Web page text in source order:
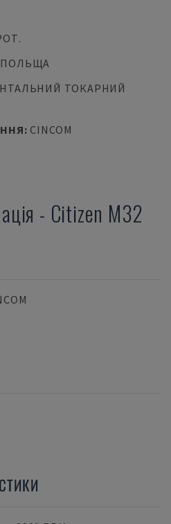
ПОЛЬЩА
ТОКАРНИЙ
: CINCOM
- Citizen M32